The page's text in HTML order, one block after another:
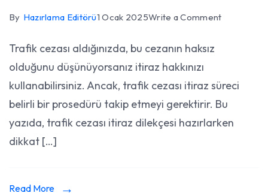
By Hazırlama Editörü1 Ocak 2025Write a Commenton
İçin
Dilekçe
Trafik cezası aldığınızda, bu cezanın haksız
olduğunu düşünüyorsanız itiraz hakkınızı
kullanabilirsiniz. Ancak, trafik cezası itiraz süreci
belirli bir prosedürü takip etmeyi gerektirir. Bu
yazıda, trafik cezası itiraz dilekçesi hazırlarken
dikkat […]
Read More